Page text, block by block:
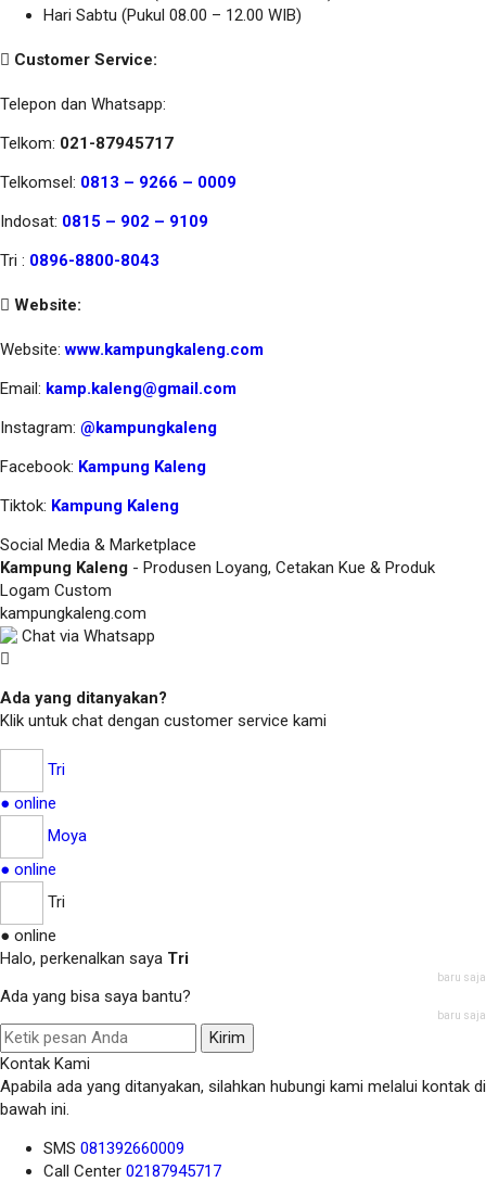
Hari Sabtu (Pukul 08.00 – 12.00 WIB)
Customer Service:
Telepon dan Whatsapp:
Telkom: 021-87945717
Telkomsel: 0813 – 9266 – 0009
Indosat: 0815 – 902 – 9109
Tri : 0896-8800-8043
Website:
Website:www.kampungkaleng.com
Email: kamp.kaleng@gmail.com
Instagram: @kampungkaleng
Facebook: Kampung Kaleng
Tiktok: Kampung Kaleng
Social Media & Marketplace
Kampung Kaleng - Produsen Loyang, Cetakan Kue & Produk
Logam Custom
kampungkaleng.com
Chat via Whatsapp
Ada yang ditanyakan?
Klik untuk chat dengan customer service kami
Tri
● online
Moya
● online
Tri
● online
Halo, perkenalkan saya Tri
baru saja
Ada yang bisa saya bantu?
baru saja
Kirim
Kontak Kami
Apabila ada yang ditanyakan, silahkan hubungi kami melalui kontak di
bawah ini.
SMS 081392660009
Call Center 02187945717